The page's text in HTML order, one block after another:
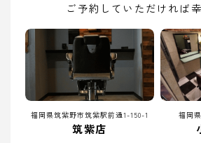
ご予約していただければ幸
福岡県筑紫野市筑紫駅前通1-150-1
筑紫店
福岡